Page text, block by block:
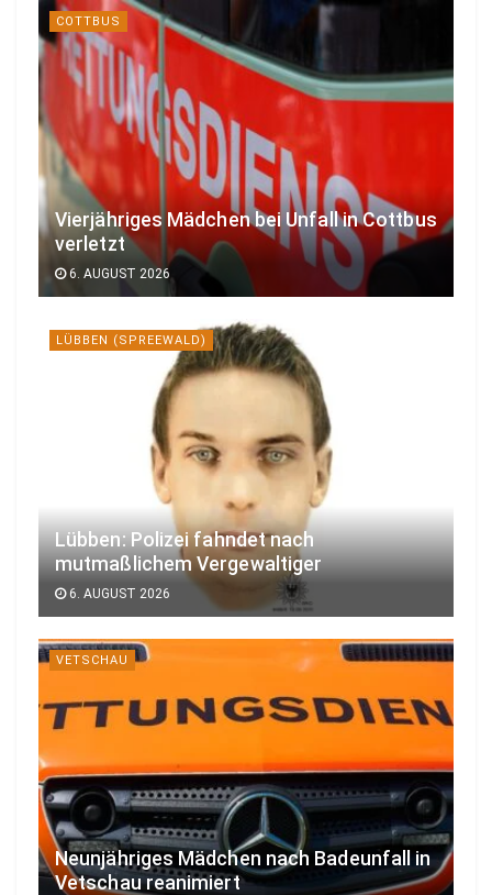
COTTBUS
Vierjähriges Mädchen bei Unfall in Cottbus
verletzt
6. AUGUST 2026
LÜBBEN (SPREEWALD)
Lübben: Polizei fahndet nach
mutmaßlichem Vergewaltiger
6. AUGUST 2026
VETSCHAU
Neunjähriges Mädchen nach Badeunfall in
Vetschau reanimiert